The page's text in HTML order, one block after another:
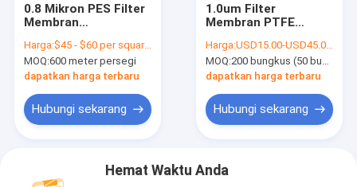
0.8 Mikron PES Filter
Membran
Berkualitas
Sterilisasi
Hydrophilic
Harga:$45 - $60 per square meter
MOQ:600 meter persegi
dapatkan harga terbaru
Hubungi sekarang
1.0um Filter
Membran PTFE
Filtrasi Cairan Dalam
Penggunaan
Laboratorium
Harga:USD15.00-USD45.00 per pack
MOQ:200 bungkus (50 buah per bungkus)
dapatkan harga terbaru
Hubungi sekarang
Hemat Waktu Anda